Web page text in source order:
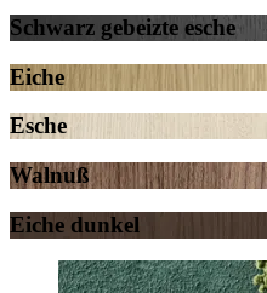
Schwarz gebeizte esche
Eiche
Esche
Walnuß
Eiche dunkel